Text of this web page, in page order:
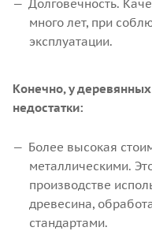
Долговечность.
много лет, при
эксплуатации.
Конечно, у
недостатки:
Более высокая
металлическими.
производстве
древесина,
стандартами.